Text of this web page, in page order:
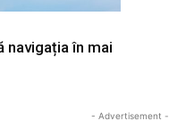
navigația în mai
- Advertisement -